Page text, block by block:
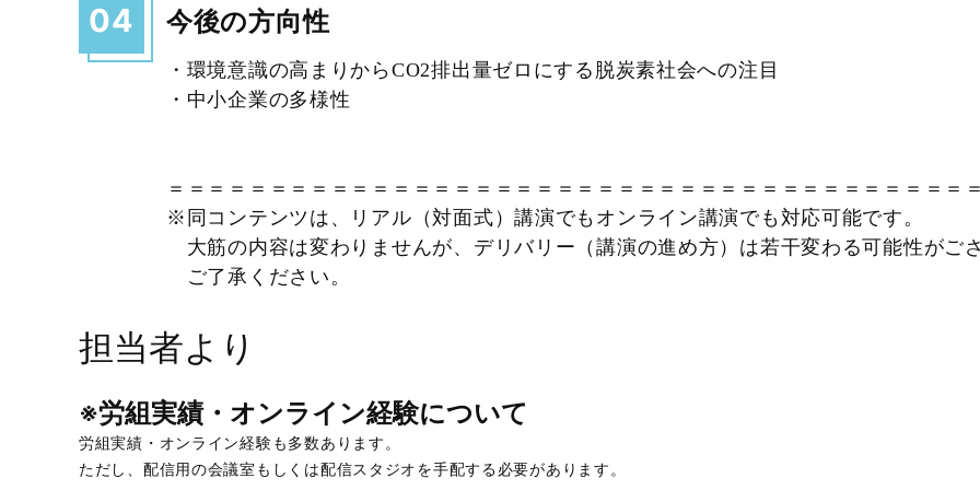
04 今後の方向性
・環境意識の高まりからCO2排出量ゼロにする脱炭素社会への注目
・中小企業の多様性
＝＝＝＝＝＝＝＝＝＝＝＝＝＝＝＝＝＝＝＝＝＝＝＝＝＝＝＝＝＝＝＝＝＝＝＝＝＝＝
※同コンテンツは、リアル（対面式）講演でもオンライン講演でも対応可能です。
大筋の内容は変わりませんが、デリバリー（講演の進め方）は若干変わる可能性が
ご了承ください。
担当者より
※労組実績・オンライン経験について
労組実績・オンライン経験も多数あります。
ただし、配信用の会議室もしくは配信スタジオを手配する必要があります。